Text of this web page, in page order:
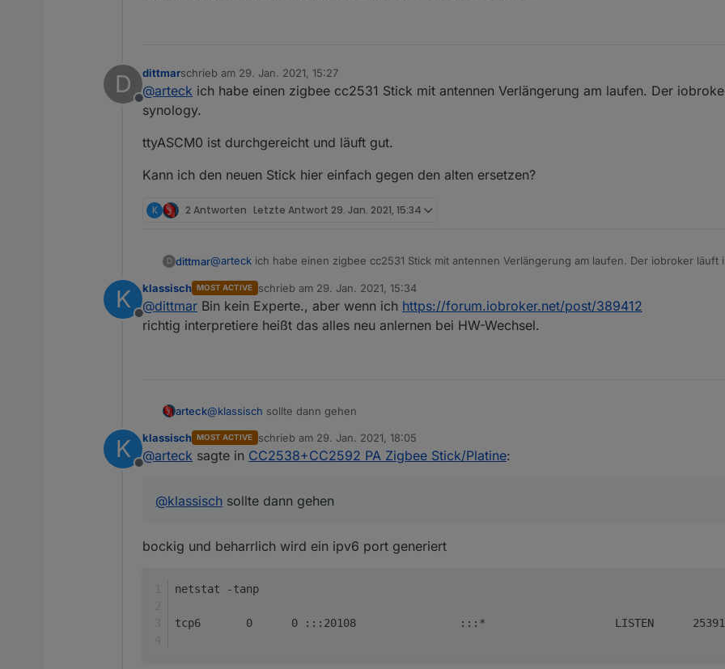
D
Offline
dittmarschrieb am 29. Jan. 2021, 15:27
zuletzt editiert von
@arteck ich habe einen zigbee cc2531 Stick mit antennen Verlängerung am laufen. Der
synology.
ttyASCM0 ist durchgereicht und läuft gut.
Kann ich den neuen Stick hier einfach gegen den alten ersetzen?
K 2 Antworten Letzte Antwort 29. Jan. 2021, 15:34
D dittmar@arteck ich habe einen zigbee cc2531 Stick mit antennen Verlängerung am laufen. Der iobroker läuft
ttyASCM0 ist durchgereicht und läuft gut.
Kann ich den neuen Stick hier einfach gegen den alten ersetzen?
K
Offline
klassisch MOST ACTIVE schrieb am 29. Jan. 2021, 15:34
zuletzt editiert von
@dittmar Bin kein Experte., aber wenn ich https://forum.iobroker.net/post/389412
richtig interpretiere heißt das alles neu anlernen bei HW-Wechsel.
arteck@klassisch sollte dann gehen
K
Offline
klassisch MOST ACTIVE schrieb am 29. Jan. 2021, 18:05
zuletzt editiert von
@arteck sagte in CC2538+CC2592 PA Zigbee Stick/Platine:
@klassisch sollte dann gehen
bockig und beharrlich wird ein ipv6 port generiert
netstat -tanp
tcp6       0      0 :::20108                :::*                    LISTEN      25391/